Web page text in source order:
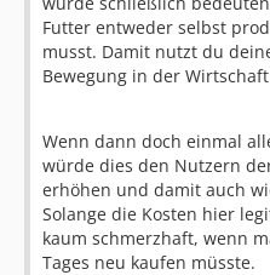
Futter entweder selbst
musst. Damit nutzt du
Bewegung in der
Wenn dann doch einmal
würde dies den Nutzern
erhöhen und damit auch
Solange die Kosten hier
kaum schmerzhaft, wenn
Tages neu kaufen müsste.